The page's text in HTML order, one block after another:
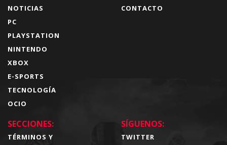
NOTICIAS
PC
PLAYSTATION
NINTENDO
XBOX
E-SPORTS
TECNOLOGÍA
OCIO
CONTACTO
SECCIONES:
TÉRMINOS Y
SÍGUENOS:
TWITTER